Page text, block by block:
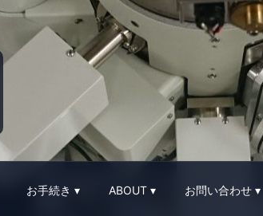
お手続き ABOUT お問い合わせ